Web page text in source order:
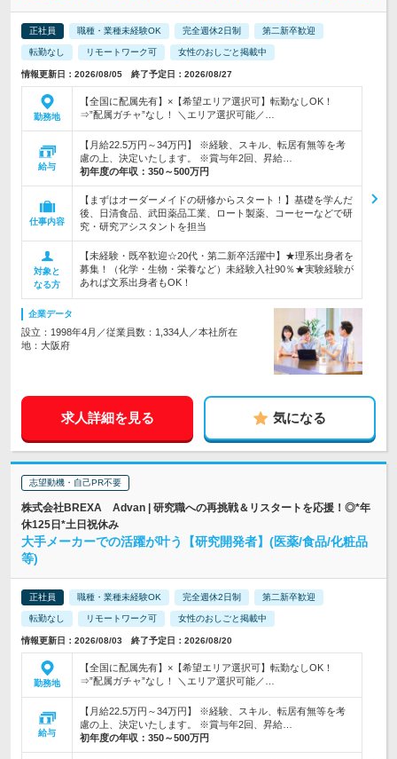
正社員 職種・業種未経験OK 完全週休2日制 第二新卒歓迎
転勤なし リモートワーク可 女性のおしごと掲載中
情報更新日：2026/08/05 終了予定日：2026/08/27
勤務地
【全国に配属先有】×【希望エリア選択可】転勤なしOK！
⇒”配属ガチャ”なし！ ＼エリア選択可能／…
給与
【月給22.5万円～34万円】 ※経験、スキル、転居有無等を考
慮の上、決定いたします。 ※賞与年2回、昇給…
初年度の年収： 350～500万円
仕事内容
【まずはオーダーメイドの研修からスタート！】基礎を学んだ
後、日清食品、武田薬品工業、ロート製薬、コーセーなどで研
究・研究アシスタントを担当
対象と
なる方
【未経験・既卒歓迎☆20代・第二新卒活躍中】★理系出身者を
募集！（化学・生物・栄養など）未経験入社90％★実験経験が
あれば文系出身者もOK！
企業データ
設立：1998年4月／従業員数：1,334人／本社所在
地：大阪府
求人詳細を見る 気になる
志望動機・自己PR不要
株式会社BREXA Advan | 研究職への再挑戦＆リスタートを応援！◎*年
休125日*土日祝休み
大手メーカーでの活躍が叶う【研究開発者】(医薬/食品/化粧品
等)
正社員 職種・業種未経験OK 完全週休2日制 第二新卒歓迎
転勤なし リモートワーク可 女性のおしごと掲載中
情報更新日：2026/08/03 終了予定日：2026/08/20
勤務地
【全国に配属先有】×【希望エリア選択可】転勤なしOK！
⇒”配属ガチャ”なし！ ＼エリア選択可能／…
給与
【月給22.5万円～34万円】 ※経験、スキル、転居有無等を考
慮の上、決定いたします。 ※賞与年2回、昇給…
初年度の年収： 350～500万円